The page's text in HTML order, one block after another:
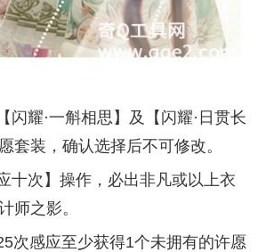
耀·一斛相思】及【闪耀·日贯长
套装，确认选择后不可修改。
次】操作，必出非凡或以上衣
师之影。
感应至少获得1个未拥有的许愿